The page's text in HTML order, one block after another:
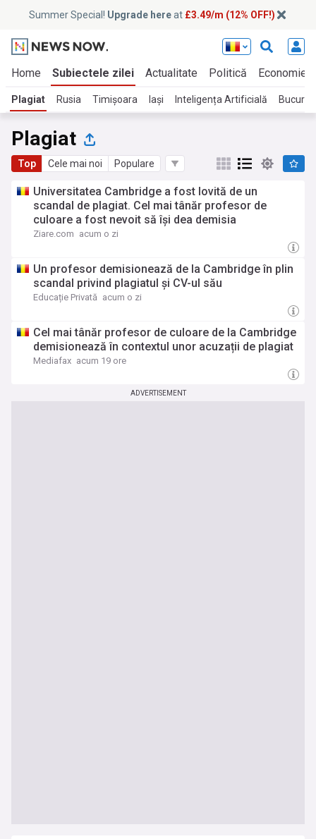
Summer Special! Upgrade hereat £3.49/m (12% OFF!)
Home Subiectele zilei Actualitate Politică Economie
Plagiat Rusia Timișoara Iași Inteligența Artificială
Plagiat
Top Cele mai noi Populare
Universitatea Cambridge a fost lovită de un
scandal de plagiat. Cel mai tânăr profesor de
culoare a fost nevoit să își dea demisia
Ziare.com acum o zi
Un profesor demisionează de la Cambridge în plin
scandal privind plagiatul și CV-ul său
Educație Privată acum o zi
Cel mai tânăr profesor de culoare de la Cambridge
demisionează în contextul unor acuzații de plagiat
Mediafax acum 19 ore
ADVERTISEMENT